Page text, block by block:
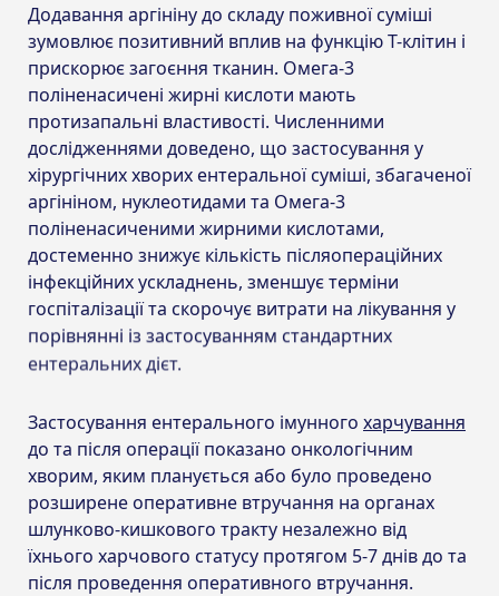
Додавання аргініну до складу поживної суміші
зумовлює позитивний вплив на функцію Т-клітин і
прискорює загоєння тканин. Омега-3
поліненасичені жирні кислоти мають
протизапальні властивості. Численними
дослідженнями доведено, що застосування у
хірургічних хворих ентеральної суміші, збагаченої
аргініном, нуклеотидами та Омега-3
поліненасиченими жирними кислотами,
достеменно знижує кількість післяопераційних
інфекційних ускладнень, зменшує терміни
госпіталізації та скорочує витрати на лікування у
порівнянні із застосуванням стандартних
ентеральних дієт.
Застосування ентерального імунного харчування
до та після операції показано онкологічним
хворим, яким планується або було проведено
розширене оперативне втручання на органах
шлунково-кишкового тракту незалежно від
їхнього харчового статусу протягом 5-7 днів до та
після проведення оперативного втручання.